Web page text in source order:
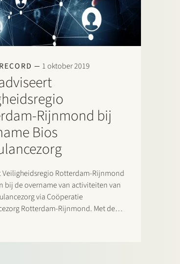
1 oktober 2019
Rijnmond bij
Bios
Veiligheidsregio Rotterdam-Rijnmond
bij de overname van activiteiten van
via Coöperatie
Rotterdam-Rijnmond. Met de
betrof regulatoire aspecten